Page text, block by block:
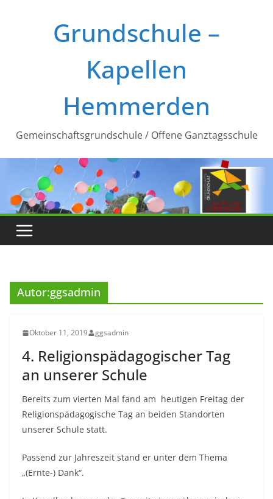
Grundschule –
Kapellen
Hemmerden
Gemeinschaftsgrundschule / Offene Ganztagsschule
Autor:ggsadmin
Oktober 11, 2019 ggsadmin
4. Religionspädagogischer Tag
an unserer Schule
Bereits zum vierten Mal fand am heutigen Freitag der
Religionspädagogische Tag an beiden Standorten
unserer Schule statt.
Passend zur Jahreszeit stand er unter dem Thema
„(Ernte-) Dank“.